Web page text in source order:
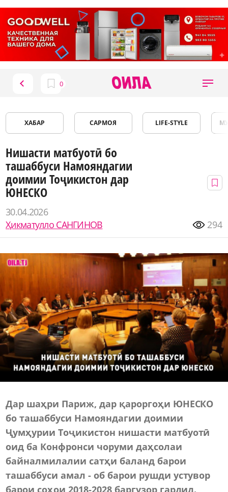
ХАБАР САРМОЯ LIFE-STYLE
Нишасти матбуотӣ бо
ташаббуси Намояндагии
доимии Тоҷикистон дар
ЮНЕСКО
30.04.2026
Ҳикматулло САНГИНОВ
294
Дар шаҳри Париж, дар қароргоҳи ЮНЕСКО
бо ташаббуси Намояндагии доимии
Ҷумҳурии Тоҷикистон нишасти матбуотӣ
оид ба Конфронси чоруми даҳсолаи
байналмилалии сатҳи баланд барои
ташаббуси амал - об барои рушди устувор
барои соҳои 2018-2028 баргузор гардид.